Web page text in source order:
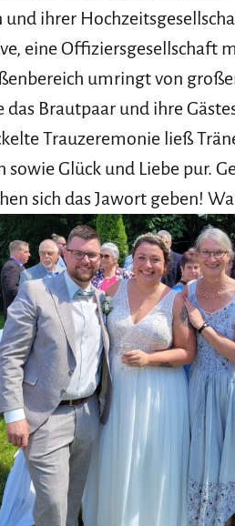
und ihrer
eine Offiziersgesellschaft
umringt von
das Brautpaar und ihre
Trauzeremonie ließ
sowie Glück und Liebe pur.
sich das Jawort geben!